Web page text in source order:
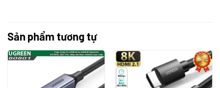
Sản phẩm tương tự